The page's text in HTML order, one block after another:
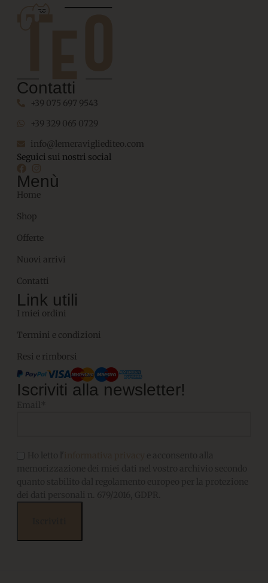
Contatti
+39 075 697 9543
+39 329 065 0729
info@lemeravigliediteo.com
Seguici sui nostri social
Menù
Home
Shop
Offerte
Nuovi arrivi
Contatti
Link utili
I miei ordini
Termini e condizioni
Resi e rimborsi
Iscriviti alla newsletter!